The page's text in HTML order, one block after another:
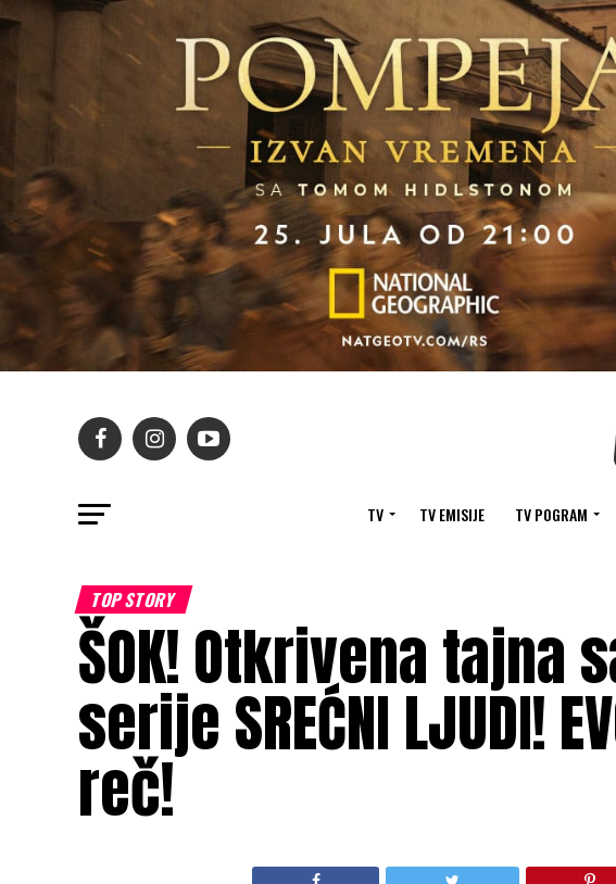
TV TV EMISIJE TV POGRAM
TOP STORY
ŠOK! Otkrivena tajna
serije SREĆNI LJUDI!
reč!